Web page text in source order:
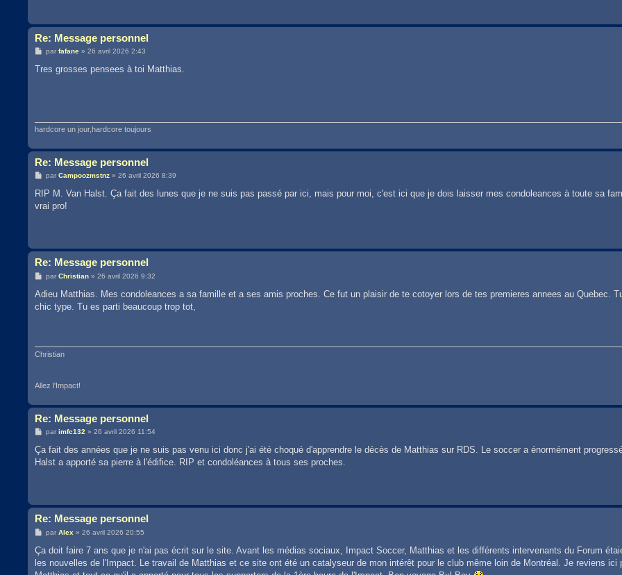
Re: Message personnel
M
s
parfafane »26 avril 2026 2:43
Tres grosses pensees à toi Matthias.
hardcore un jour,hardcore toujours
Re: Message personnel
M
s
a
parCampoozmstnz »26 avril 2026 8:39
RIP M. Van Halst. Ça fait des lunes que je ne suis pas passé par ici, mais pour moi, c'est ici que je dois laisser mes condoleances à toute sa
vrai pro!
Re: Message personnel
M
s
a
parChristian »26 avril 2026 9:32
Adieu Matthias. Mes condoleances a sa famille et a ses amis proches. Ce fut un plaisir de te cotoyer lors de tes premieres annees au Quebec.
chic type. Tu es parti beaucoup trop tot,
Christian
Allez l'Impact!
Re: Message personnel
M
s
a
parimfc132 »26 avril 2026 11:54
Ça fait des années que je ne suis pas venu ici donc j'ai été choqué d'apprendre le décès de Matthias sur RDS. Le soccer a énormément
Halst a apporté sa pierre à l'édifice. RIP et condoléances à tous ses proches.
Re: Message personnel
M
s
a
g
parAlex »26 avril 2026 20:55
Ça doit faire 7 ans que je n'ai pas écrit sur le site. Avant les médias sociaux, Impact Soccer, Matthias et les différents intervenants du Forum
les nouvelles de l'Impact. Le travail de Matthias et ce site ont été un catalyseur de mon intérêt pour le club même loin de Montréal. Je reviens ici